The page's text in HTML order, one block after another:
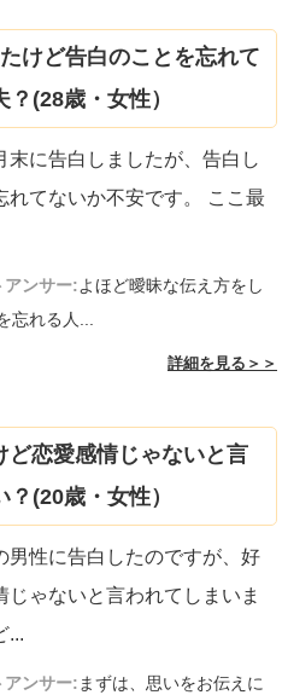
けど告白のことを忘れて
(28歳・女性）
末に告白しましたが、告白し
れてないか不安です。 ここ最
アンサー:よほど曖昧な伝え方をし
忘れる人...
詳細を見る＞＞
ど恋愛感情じゃないと言
(20歳・女性）
男性に告白したのですが、好
じゃないと言われてしまいま
...
アンサー:まずは、思いをお伝えに